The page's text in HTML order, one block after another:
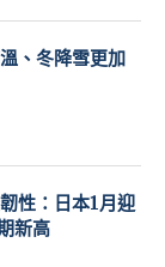
、冬降雪更加
性：日本1月迎
新高